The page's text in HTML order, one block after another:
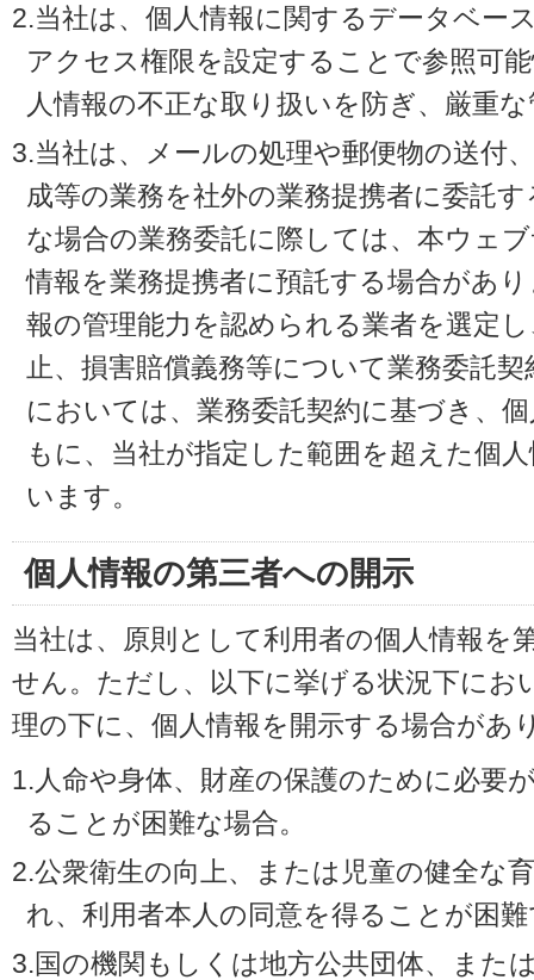
2.当社は、個人情報に関するデータベー
アクセス権限を設定することで参照可
人情報の不正な取り扱いを防ぎ、厳重
3.当社は、メールの処理や郵便物の送付
成等の業務を社外の業務提携者に委託
な場合の業務委託に際しては、本ウェ
情報を業務提携者に預託する場合があ
報の管理能力を認められる業者を選定
止、損害賠償義務等について業務委託
においては、業務委託契約に基づき、
もに、当社が指定した範囲を超えた個
います。
個人情報の第三者への開示
当社は、原則として利用者の個人情報を
せん。ただし、以下に挙げる状況下にお
理の下に、個人情報を開示する場合があ
1.人命や身体、財産の保護のために必要
ることが困難な場合。
2.公衆衛生の向上、または児童の健全な
れ、利用者本人の同意を得ることが困
3.国の機関もしくは地方公共団体、また